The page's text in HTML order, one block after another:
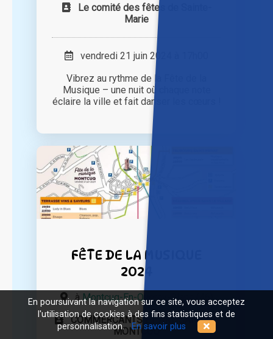
Le comité des fêtes de Sainte-
Marie
vendredi 21 juin 2024 à 17h00
Vibrez au rythme de la Fête de la
Musique – une nuit où chaque note
éclaire la ville et fait danser les cœurs !
FÊTE DE LA MUSIQUE
2024
àMontcuq-En-Quercy-Blanc (46)
COMMERCANTS ET ARTISANS DE
MONTCUQ
En poursuivant la navigation sur ce site, vous acceptez
l'utilisation de cookies à des fins statistiques et de
personnalisation.En savoir plus